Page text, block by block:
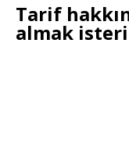
Tarif
almak